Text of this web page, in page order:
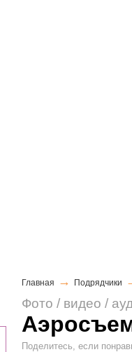
Главная → Подрядчики
Фото / видео /
Поделитесь, если